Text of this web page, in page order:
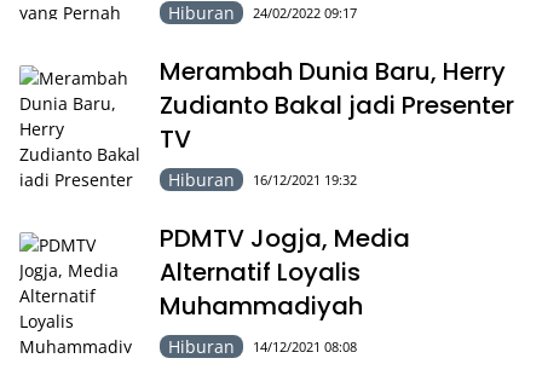
Hiburan 24/02/2022 09:17
Merambah Dunia Baru, Herry
Zudianto Bakal jadi Presenter
TV
Hiburan 16/12/2021 19:32
PDMTV Jogja, Media
Alternatif Loyalis
Muhammadiyah
Hiburan 14/12/2021 08:08